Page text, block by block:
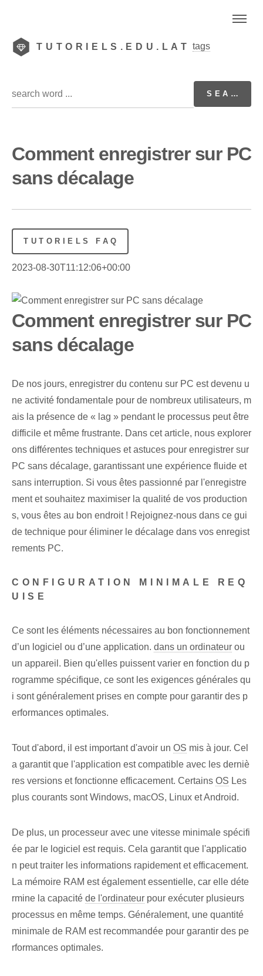
TUTORIELS.EDU.LAT tags
Comment enregistrer sur PC
sans décalage
TUTORIELS FAQ
2023-08-30T11:12:06+00:00
Comment enregistrer sur PC
sans décalage
De nos jours, enregistrer du contenu sur PC est devenu u
ne activité fondamentale pour de nombreux utilisateurs, m
ais la présence de « lag » pendant le processus peut être
difficile et même frustrante. Dans cet article, nous explorer
ons différentes techniques et astuces pour enregistrer sur
PC sans décalage, garantissant une expérience fluide et
sans interruption. Si vous êtes passionné par l'enregistre
ment et souhaitez maximiser la qualité de vos production
s, vous êtes au bon endroit ! Rejoignez-nous dans ce gui
de technique pour éliminer le décalage dans vos enregist
rements PC.
CONFIGURATION MINIMALE REQ
UISE
Ce sont les éléments⁤ nécessaires au bon fonctionnement
d’un logiciel ou d’une application. dans un ordinateur ou
un appareil. Bien qu'elles puissent varier en fonction du p
rogramme spécifique, ce sont les exigences générales qu
i sont généralement prises en compte pour garantir des p
erformances optimales.
Tout d'abord, il est important d'avoir un OS mis à jour. Cel
a garantit que l'application est compatible avec les derniè
res versions et fonctionne efficacement. ⁤Certains OS Les
plus courants sont Windows, macOS, Linux et Android.
De plus, un processeur avec une vitesse minimale spécifi
ée par le logiciel est requis. Cela garantit que l'applicatio
n peut traiter les informations rapidement et efficacement.
La mémoire RAM est également essentielle, car elle déte
rmine la capacité de l'ordinateur pour exécuter plusieurs
processus en même temps. Généralement, une quantité
minimale de RAM est recommandée pour garantir des pe
rformances optimales.